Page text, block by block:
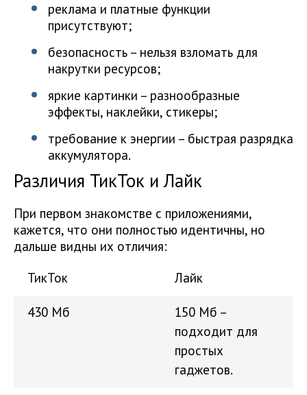
реклама и платные функции
присутствуют;
безопасность – нельзя взломать для
накрутки ресурсов;
яркие картинки – разнообразные
эффекты, наклейки, стикеры;
требование к энергии – быстрая разрядка
аккумулятора.
Различия ТикТок и Лайк
При первом знакомстве с приложениями,
кажется, что они полностью идентичны, но
дальше видны их отличия:
ТикТок
Лайк
430 Мб
150 Мб –
подходит для
простых
гаджетов.